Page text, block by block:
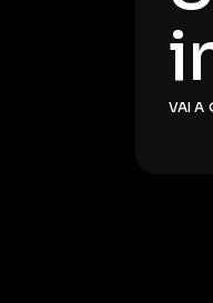
VAI A